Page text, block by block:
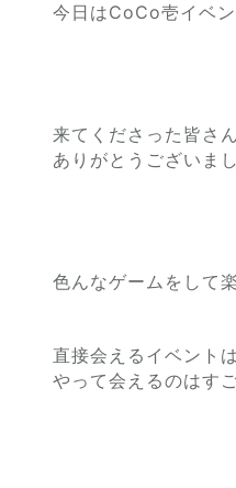
今日はCoCo壱イベ
来てくださった皆さん
ありがとうございま
色んなゲームをして
直接会えるイベント
やって会えるのはす